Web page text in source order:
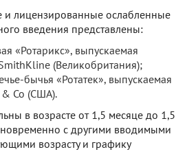
и лицензированные ослабленные
введения представлены:
«Ротарикс», выпускаемая
(Великобритания);
бычья «Ротатек», выпускаемая
Co (США).
в возрасте от 1,5 месяце до 1,5
с другими вводимыми
возрасту и графику